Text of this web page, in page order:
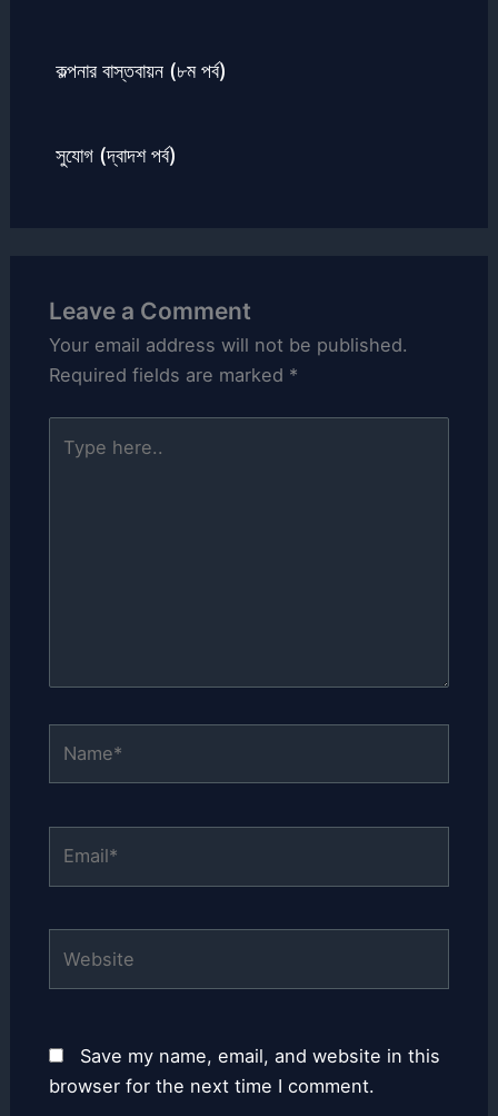
কল্পনার বাস্তবায়ন (৮ম পর্ব)
সুযোগ (দ্বাদশ পর্ব)
Leave a Comment
Your email address will not be published.
Required fields are marked *
here..
Save my name, email, and website in this
browser for the next time I comment.